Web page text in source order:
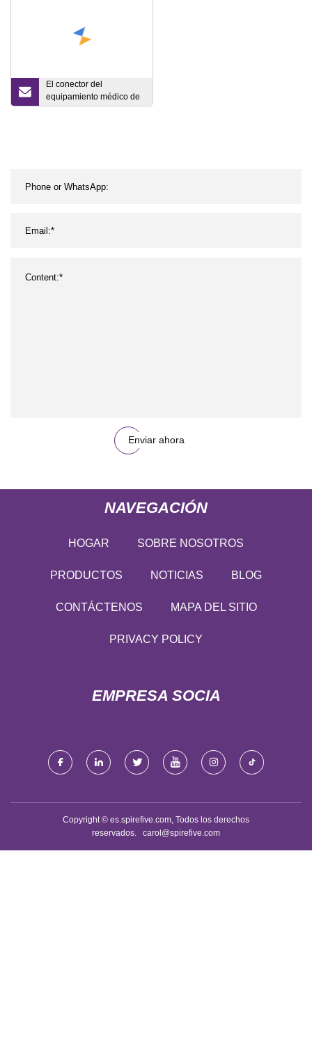
El conector del
equipamiento médico de
los recambios del molde
Enviar ahora
NAVEGACIÓN
HOGAR SOBRE NOSOTROS
PRODUCTOS NOTICIAS BLOG
CONTÁCTENOS MAPA DEL SITIO
PRIVACY POLICY
EMPRESA SOCIA
Copyright © es.spirefive.com, Todos los derechos
reservados. carol@spirefive.com